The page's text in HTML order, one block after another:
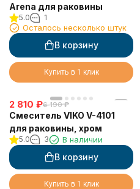
Arena для раковины
5.0 1
Осталось несколько штук
В корзину
Купить в 1 клик
2 810 ₽6 190 ₽
Смеситель VIKO V-4101
для раковины, хром
5.0 3 В наличии
В корзину
Купить в 1 клик